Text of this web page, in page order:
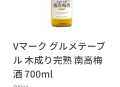
Vマーク グルメテーブ
ル 木成り完熟 南高梅
酒 700ml